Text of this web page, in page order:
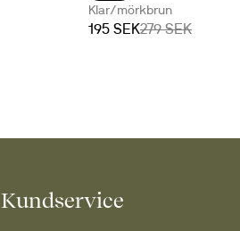
Klar/mörkbrun
195 SEK279 SEK
Kundservice